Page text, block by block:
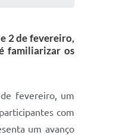
2 de fevereiro,
familiarizar os
fevereiro, um
com
um avanço